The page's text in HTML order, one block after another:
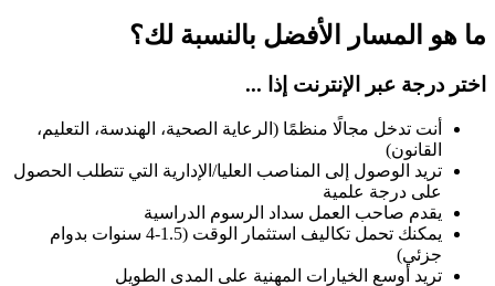
ما هو المسار الأفضل بالنسبة لك؟
اختر درجة عبر الإنترنت إذا ...
أنت تدخل مجالًا منظمًا (الرعاية الصحية، الهندسة، التعليم،
القانون)
تريد الوصول إلى المناصب العليا/الإدارية التي تتطلب الحصول
على درجة علمية
يقدم صاحب العمل سداد الرسوم الدراسية
يمكنك تحمل تكاليف استثمار الوقت (1.5-4 سنوات بدوام
جزئي)
تريد أوسع الخيارات المهنية على المدى الطويل